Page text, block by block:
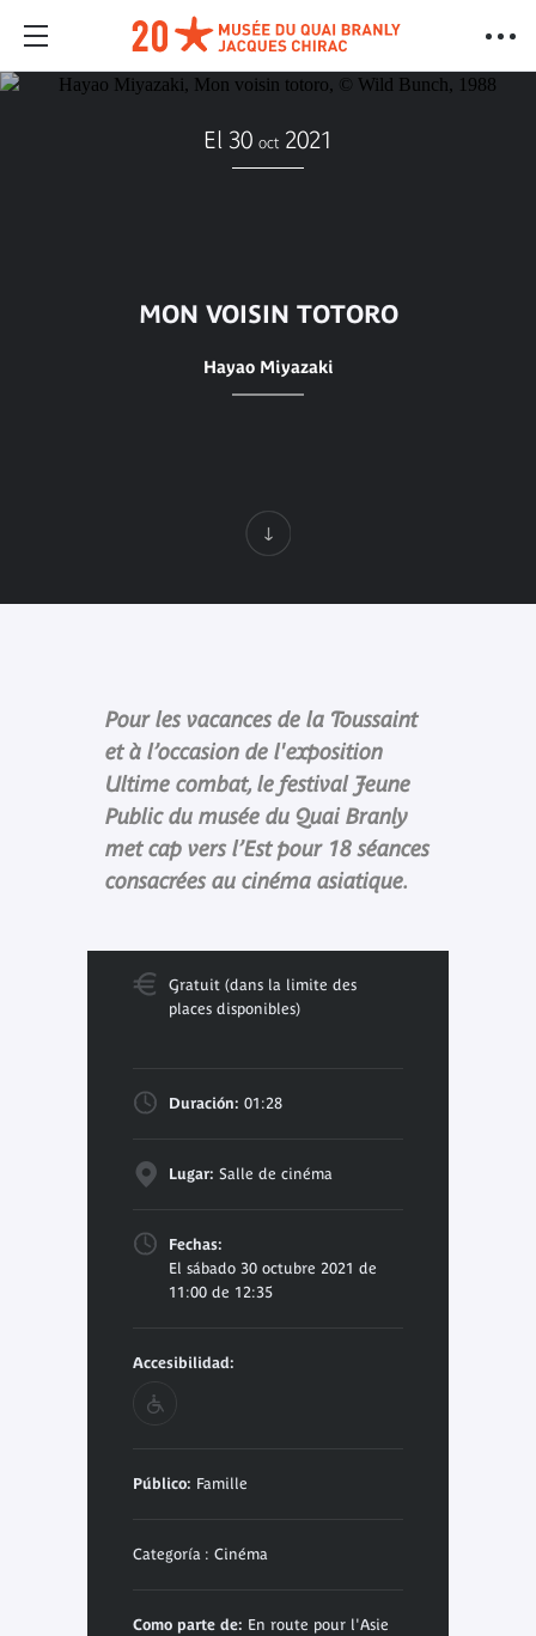
El 30 oct 2021
MON VOISIN TOTORO
Hayao Miyazaki
Pour les vacances de la Toussaint
et à l’occasion de l'exposition
Ultime combat, le festival Jeune
Public du musée du Quai Branly
met cap vers l’Est pour 18 séances
consacrées au cinéma asiatique.
Gratuit (dans la limite des
places disponibles)
Duración: 01:28
Lugar: Salle de cinéma
Fechas:
El sábado 30 octubre 2021 de
11:00 de 12:35
Accesibilidad:
Público: Famille
Categoría : Cinéma
Como parte de: En route pour l'Asie